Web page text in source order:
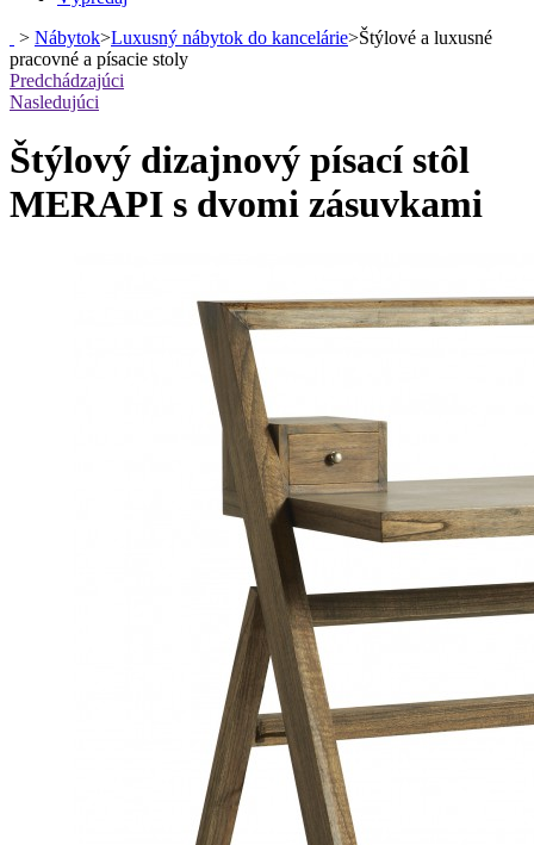
> Nábytok>Luxusný nábytok do kancelárie>Štýlové a luxusné
pracovné a písacie stoly
Predchádzajúci
Nasledujúci
Štýlový dizajnový písací stôl
MERAPI s dvomi zásuvkami